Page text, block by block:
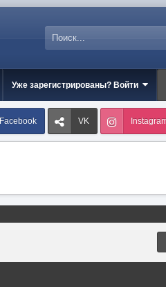
Уже зарегистрированы? Войти
Facebook VK